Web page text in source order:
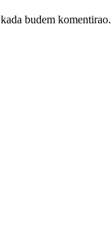
budem komentirao.